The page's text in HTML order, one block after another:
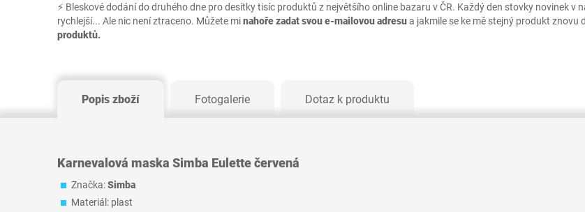
⚡ Bleskové dodání do druhého dne pro desítky tisíc produktů z největšího online bazaru v ČR. Každý den stovky novinek v
rychlejší... Ale nic není ztraceno. Můžete minahoře zadat svou e-mailovou adresua jakmile se ke mě stejný produkt znovu
produktů.
Popis zboží Fotogalerie Dotaz k produktu
Karnevalová maska Simba Eulette červená
Značka:Simba
Materiál: plast